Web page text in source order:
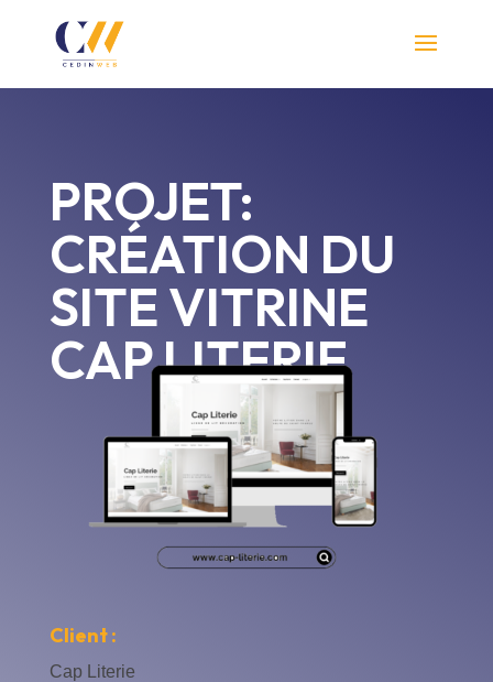
PROJET:
CRÉATION DU
SITE VITRINE
CAP LITERIE
Client :
Cap Literie